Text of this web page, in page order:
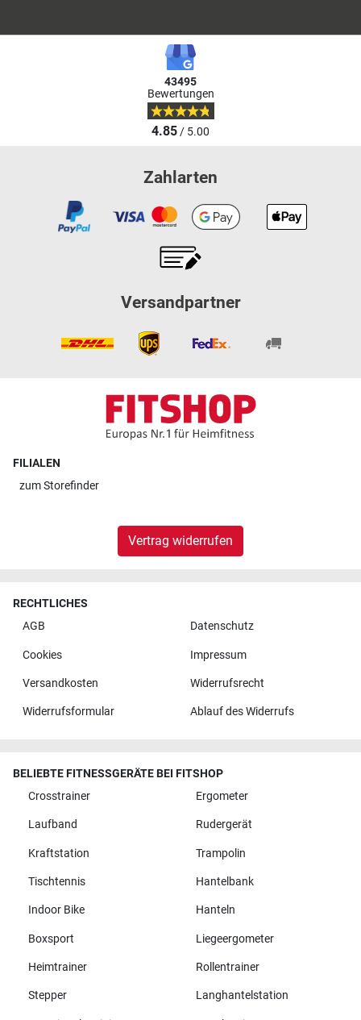
43495
Bewertungen
4.85/ 5.00
Zahlarten
Versandpartner
FILIALEN
zumStorefinder
Vertrag widerrufen
RECHTLICHES
AGB
Datenschutz
Cookies Impressum
Versandkosten Widerrufsrecht
Widerrufsformular Ablauf des Widerrufs
BELIEBTE FITNESSGERÄTE BEI FITSHOP
Crosstrainer
Ergometer
Laufband Rudergerät
Kraftstation Trampolin
Tischtennis Hantelbank
Indoor Bike Hanteln
Boxsport Liegeergometer
Heimtrainer Rollentrainer
Stepper Langhantelstation